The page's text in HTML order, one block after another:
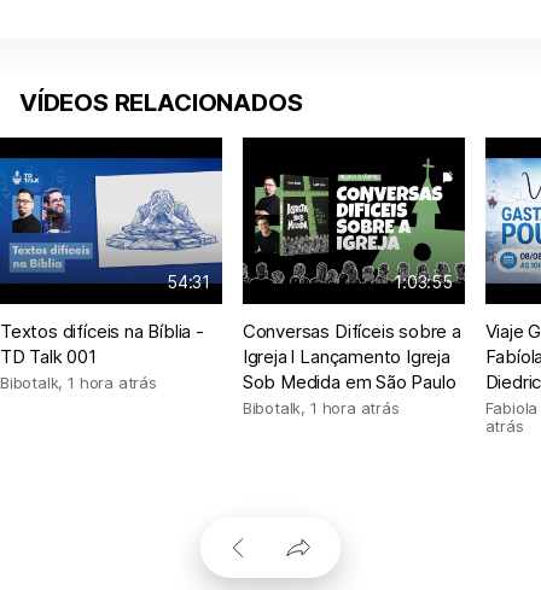
VÍDEOS RELACIONADOS
54:31
Textos difíceis na Bíblia -
TD Talk 001
Bibotalk,1 hora atrás
1:03:55
Conversas Difíceis sobre a
Igreja l Lançamento Igreja
Sob Medida em São Paulo
Bibotalk, 1 hora atrás
Viaje
atrás